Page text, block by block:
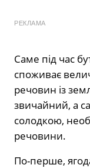
РЕКЛАМА
Саме під час
споживає
речовин із
звичайний, а
солодкою,
речовини.
По-перше,